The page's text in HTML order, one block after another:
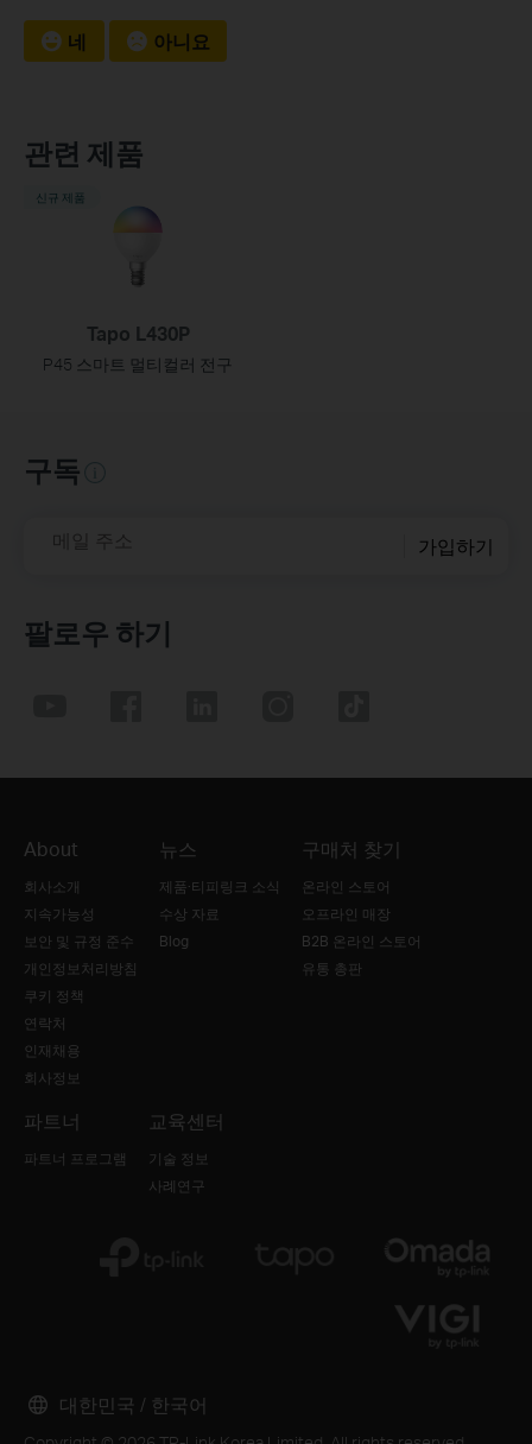
네 아니요
관련 제품
Tapo L430P
P45 스마트 멀티컬러 전구
신규 제품
구독
메일 주소 가입하기
팔로우 하기
About
회사소개
지속가능성
보안 및 규정 준수
개인정보처리방침
쿠키 정책
연락처
인재채용
회사정보
뉴스
제품·티피링크 소식
수상 자료
Blog
구매처 찾기
온라인 스토어
오프라인 매장
B2B 온라인 스토어
유통 총판
파트너
파트너 프로그램
교육센터
기술 정보
사례연구
대한민국 / 한국어